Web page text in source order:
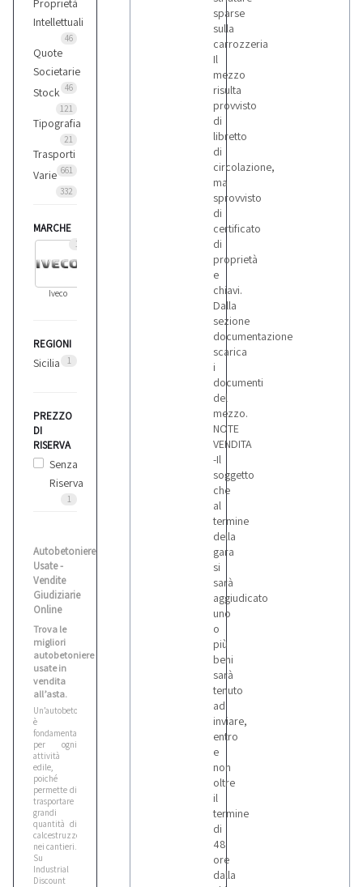
Proprietà
Intellettuali
46
Quote
Societarie
46
Stock
121
Tipografia
21
Trasporti
661
Varie
332
MARCHE
1
Iveco
REGIONI
Sicilia 1
PREZZO
DI
RISERVA
Senza
Riserva
1
Autobetoniere
Usate -
Vendite
Giudiziarie
Online
Trova le
migliori
autobetoniere
usate in
vendita
all’asta.
Un’autobetoniera
è
fondamentale
per ogni
attività
edile,
poiché
permette di
trasportare
grandi
quantità di
calcestruzzo
nei cantieri.
Su
Industrial
Discount
sparse
sulla
carrozzeria
Il
mezzo
risulta
provvisto
di
libretto
di
circolazione,
ma
sprovvisto
di
certificato
di
proprietà
e
chiavi.
Dalla
sezione
documentazione
scarica
i
documenti
del
mezzo.
NOTE
VENDITA
-Il
soggetto
che
al
termine
della
gara
si
sarà
aggiudicato
uno
o
più
beni
sarà
tenuto
ad
inviare,
entro
e
non
oltre
il
termine
di
48
ore
dalla